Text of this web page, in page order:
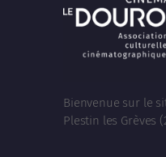
Bienvenue sur le
Plestin les Grèves